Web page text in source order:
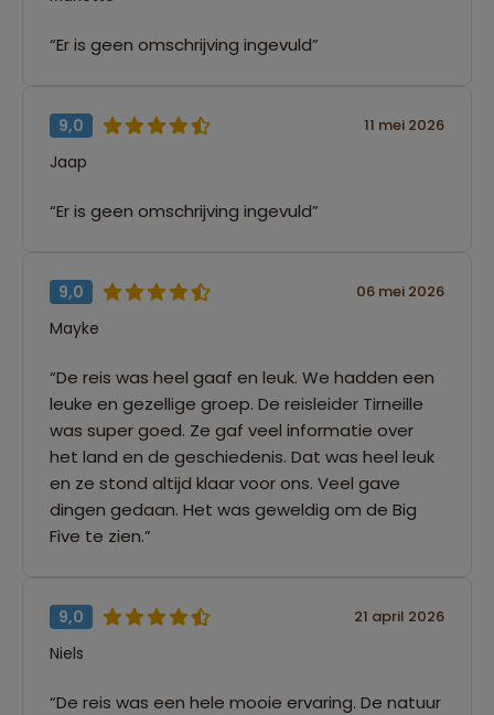
“Er is geen omschrijving ingevuld”
9,0 11 mei 2026
Jaap
“Er is geen omschrijving ingevuld”
9,0 06 mei 2026
Mayke
“De reis was heel gaaf en leuk. We hadden een
leuke en gezellige groep. De reisleider Tirneille
was super goed. Ze gaf veel informatie over
het land en de geschiedenis. Dat was heel leuk
en ze stond altijd klaar voor ons. Veel gave
dingen gedaan. Het was geweldig om de Big
Five te zien.”
9,0 21 april 2026
Niels
“De reis was een hele mooie ervaring. De natuur